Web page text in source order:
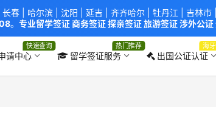
请中心
快速查询
留学签证服务
热门推荐
出国公证认证
海
长春 哈尔滨 沈阳 延吉 | 齐齐哈尔 | 牡丹江 吉林市
。 专业留学签证 商务签证 探亲签证 旅游签证 涉外公
于大使馆！提供服务机构：信达出入境服务有限公司/